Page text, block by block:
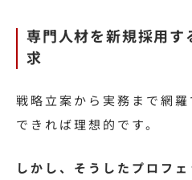
専門人材を新規採用す
求
戦略立案から実務まで網
できれば理想的です。
しかし、そうしたプロフ